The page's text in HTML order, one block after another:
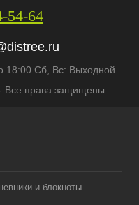
и блокноты
54-64
18:00 Сб, Вс: Выходной
Все права защищены.